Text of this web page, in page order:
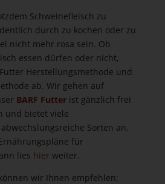
Schweinefleisch zu
durch zu kochen oder zu
nicht mehr rosa sein. Ob
essen dürfen oder nicht,
Herstellungsmethode und
ab. Wir gehen auf
BARF Futterist gänzlich frei
und bietet viele
Sorten an.
für
lies hier weiter.
wir Ihnen empfehlen: